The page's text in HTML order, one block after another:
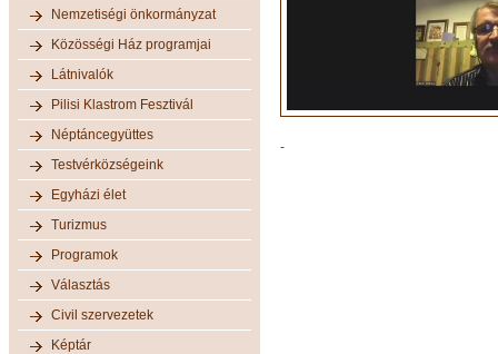
Nemzetiségi önkormányzat
Közösségi Ház programjai
Látnivalók
Pilisi Klastrom Fesztivál
Néptáncegyüttes
Testvérközségeink
Egyházi élet
Turizmus
Programok
Választás
Civil szervezetek
Képtár
-